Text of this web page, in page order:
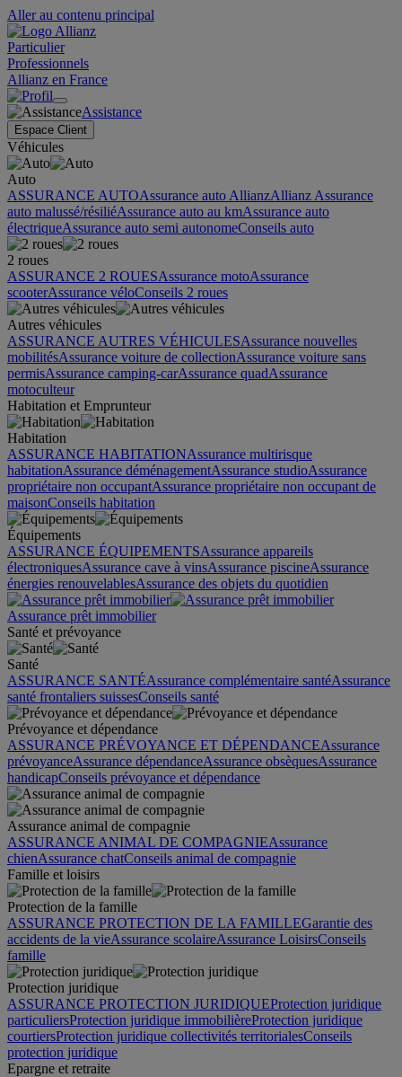
Aller au contenu principal
Particulier
Professionnels
Allianz en France
Assistance
Espace Client
Véhicules
Auto
ASSURANCE AUTOAssurance auto AllianzAllianz Assurance
auto malussé/résiliéAssurance auto au kmAssurance auto
électriqueAssurance auto semi autonomeConseils auto
2 roues
ASSURANCE 2 ROUESAssurance motoAssurance
scooterAssurance véloConseils 2 roues
Autres véhicules
ASSURANCE AUTRES VÉHICULESAssurance nouvelles
mobilitésAssurance voiture de collectionAssurance voiture sans
permisAssurance camping-carAssurance quadAssurance
motoculteur
Habitation et Emprunteur
Habitation
ASSURANCE HABITATIONAssurance multirisque
habitationAssurance déménagementAssurance studioAssurance
propriétaire non occupantAssurance propriétaire non occupant de
maisonConseils habitation
Équipements
ASSURANCE ÉQUIPEMENTSAssurance appareils
électroniquesAssurance cave à vinsAssurance piscineAssurance
énergies renouvelablesAssurance des objets du quotidien
Assurance prêt immobilier
Santé et prévoyance
Santé
ASSURANCE SANTÉAssurance complémentaire santéAssurance
santé frontaliers suissesConseils santé
Prévoyance et dépendance
ASSURANCE PRÉVOYANCE ET DÉPENDANCEAssurance
prévoyanceAssurance dépendanceAssurance obsèquesAssurance
handicapConseils prévoyance et dépendance
Assurance animal de compagnie
ASSURANCE ANIMAL DE COMPAGNIEAssurance
chienAssurance chatConseils animal de compagnie
Famille et loisirs
Protection de la famille
ASSURANCE PROTECTION DE LA FAMILLEGarantie des
accidents de la vieAssurance scolaireAssurance LoisirsConseils
famille
Protection juridique
ASSURANCE PROTECTION JURIDIQUEProtection juridique
particuliersProtection juridique immobilièreProtection juridique
courtiersProtection juridique collectivités territorialesConseils
protection juridique
Epargne et retraite